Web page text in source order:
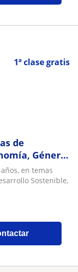
1ª clase gratis
de
Género
en temas
Sostenible,